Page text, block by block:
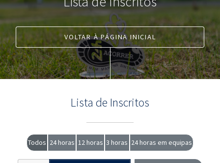
VOLTAR À PÁGINA INICIAL
Lista de Inscritos
Todos 24 horas 12 horas 3 horas 24 horas em equipas